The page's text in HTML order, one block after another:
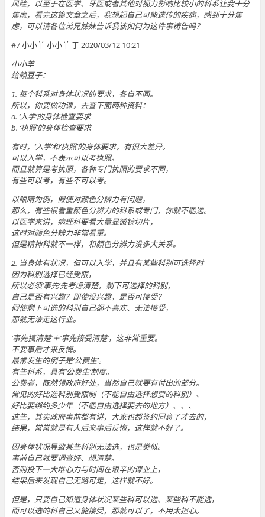
风险，以至于在医学、牙医或者其他对视力影响比较小的科系让我十分
焦虑，看完这篇文章之后，我想起自己可能遗传的疾病，感到十分焦
虑，可以请各位弟兄姊妹告诉我该如何为这件事祷告吗？
#7 小小羊 小小羊 于 2020/03/12 10:21
小小羊
给赖豆子：
1. 每个科系对身体状况的要求，各自不同。
所以，你要做功课，去查下面两种资料：
a. ‘入学’的身体检查要求
b. ‘执照’的身体检查要求
有时，‘入学’和‘执照’的身体要求，有很大差异。
可以入学，不表示可以考执照。
而且就算是考执照，各种专门执照的要求不同，
有些可以考，有些不可以考。
以眼睛为例，假使对颜色分辨力有问题，
那么，有些很看重颜色分辨力的科系或专门，你就不能选。
以医学来讲，病理科要看大量显微镜切片，
这时对颜色分辨力非常看重。
但是精神科就不一样，和颜色分辨力没多大关系。
2. 当身体有状况，但可以入学，并且有某些科别可选择时
因为科别选择已经受限，
所以必须‘事先’先考虑清楚，剩下可选择的科别，
自己是否有兴趣？即使没兴趣，是否可接受？
假使剩下可选的科别自己都不喜欢、无法接受，
那就无法走这行业。
‘事先搞清楚’＋‘事先接受清楚’，这非常重要。
不要事后才来反悔。
最常发生的例子是‘公费生’。
有些科系，具有‘公费生’制度。
公费者，既然领政府好处，当然自己就要有付出的部分。
常见的好比选科别受限制（不能自由选择想要的科别）、
好比要绑约多少年（不能自由选择要去的地方）、、、
这些，其实政府事前都有讲，大家也都签约同意了才去的，
结果，常常就是有人后来事后反悔，这样就不好了。
因身体状况导致某些科别无法选，也是类似。
事前自己就要调查好、想清楚。
否则投下一大堆心力与时间在艰辛的课业上，
结果后来发现自己无路可走，这样就不好。
但是，只要自己知道身体状况某些科可以选、某些科不能选，
而可以选的科自己又能接受，那就可以了，不用太担心。